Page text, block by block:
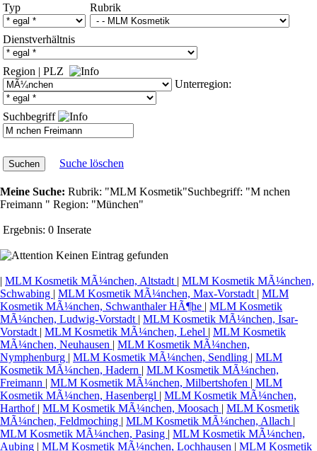
Typ
Rubrik
Dienstverhältnis
Region | PLZ
Unterregion:
Suchbegriff
Suche löschen
Meine Suche: Rubrik: "MLM Kosmetik"Suchbegriff: "M nchen
Freimann " Region: "München"
Ergebnis: 0 Inserate
Keinen Eintrag gefunden
| MLM Kosmetik MÃ¼nchen, Altstadt | MLM Kosmetik MÃ¼nchen,
Schwabing | MLM Kosmetik MÃ¼nchen, Max-Vorstadt | MLM
Kosmetik MÃ¼nchen, Schwanthaler HÃ¶he | MLM Kosmetik
MÃ¼nchen, Ludwig-Vorstadt | MLM Kosmetik MÃ¼nchen, Isar-
Vorstadt | MLM Kosmetik MÃ¼nchen, Lehel | MLM Kosmetik
MÃ¼nchen, Neuhausen | MLM Kosmetik MÃ¼nchen,
Nymphenburg | MLM Kosmetik MÃ¼nchen, Sendling | MLM
Kosmetik MÃ¼nchen, Hadern | MLM Kosmetik MÃ¼nchen,
Freimann | MLM Kosmetik MÃ¼nchen, Milbertshofen | MLM
Kosmetik MÃ¼nchen, Hasenbergl | MLM Kosmetik MÃ¼nchen,
Harthof | MLM Kosmetik MÃ¼nchen, Moosach | MLM Kosmetik
MÃ¼nchen, Feldmoching | MLM Kosmetik MÃ¼nchen, Allach |
MLM Kosmetik MÃ¼nchen, Pasing | MLM Kosmetik MÃ¼nchen,
Aubing | MLM Kosmetik MÃ¼nchen, Lochhausen | MLM Kosmetik